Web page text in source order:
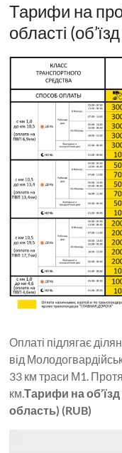
Тарифи на
області
Оплаті підлягає
від
33 км траси М1.
км.Тарифи на
область) (RUB)